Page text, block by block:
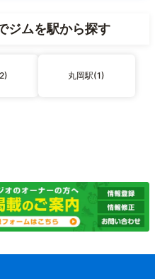
ジムを駅から探す
丸岡駅(1)